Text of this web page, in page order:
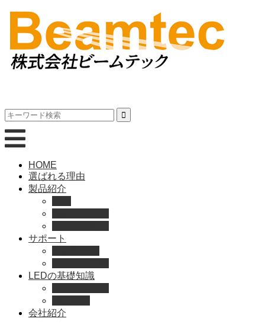
HOME
選ばれる理由
製品紹介
サポート
LEDの基礎知識
会社紹介